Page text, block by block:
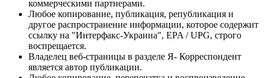
коммерческими партнерами.
Любое копирование, публикация, републикация и
другое распространение информации, которое содержит
ссылку на "Интерфакс-Украина", EPA / UPG, строго
воспрещается.
Владелец веб-страницы в разделе Я- Корреспондент
является автор публикации.